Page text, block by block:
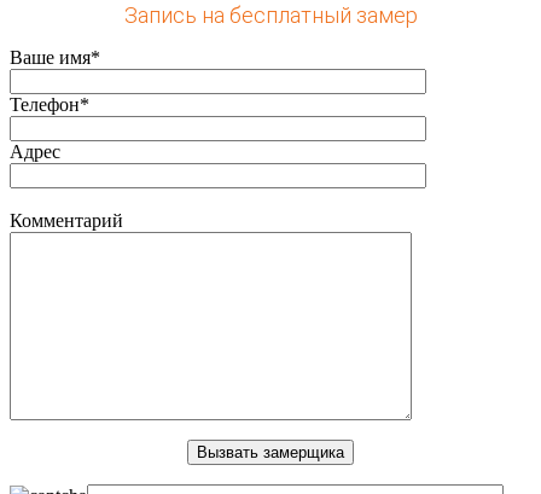
Запись на бесплатный замер
Ваше имя*
Телефон*
Адрес
Комментарий